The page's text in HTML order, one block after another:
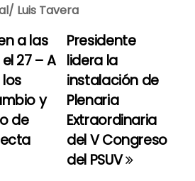
Luis Tavera
Presidente
lidera la
instalación de
Plenaria
Extraordinaria
del V Congreso
del PSUV
a las
27 – A
y
de